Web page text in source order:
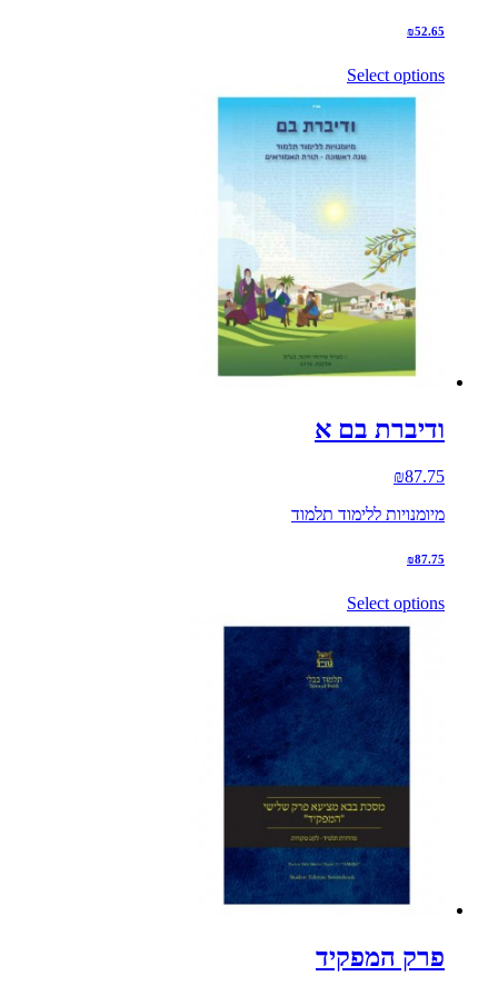
₪52.65
Select options
ודיברת בם א
₪87.75
מיומנויות ללימוד תלמוד
₪87.75
Select options
פרק המפקיד